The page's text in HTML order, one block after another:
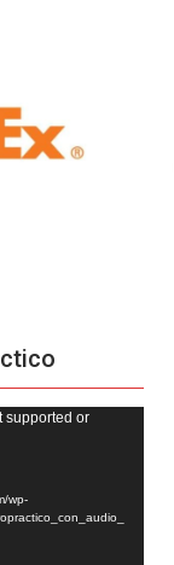
supported or
wp-